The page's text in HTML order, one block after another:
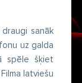
sanāk
uz galda
spēle šķiet
latviešu